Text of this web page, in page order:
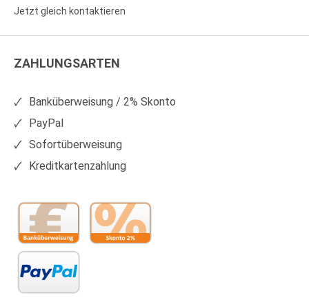
Sie
auf
Sie
auf
Jetzt gleich kontaktieren
ZAHLUNGSARTEN
Banküberweisung / 2% Skonto
PayPal
Sofortüberweisung
Kreditkartenzahlung